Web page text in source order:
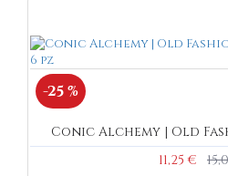
-25 %
Conic Alchemy | Old
11,25 €